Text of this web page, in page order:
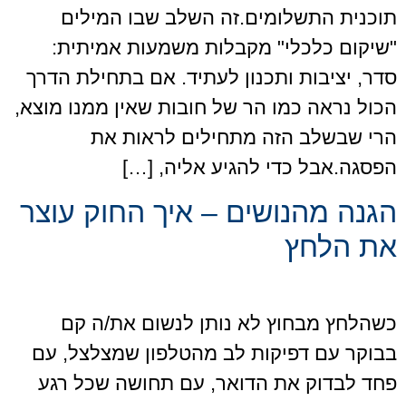
תוכנית התשלומים.זה השלב שבו המילים
"שיקום כלכלי" מקבלות משמעות אמיתית:
סדר, יציבות ותכנון לעתיד. אם בתחילת הדרך
הכול נראה כמו הר של חובות שאין ממנו מוצא,
הרי שבשלב הזה מתחילים לראות את
הפסגה.אבל כדי להגיע אליה, […]
הגנה מהנושים – איך החוק עוצר
את הלחץ
כשהלחץ מבחוץ לא נותן לנשום את/ה קם
בבוקר עם דפיקות לב מהטלפון שמצלצל, עם
פחד לבדוק את הדואר, עם תחושה שכל רגע